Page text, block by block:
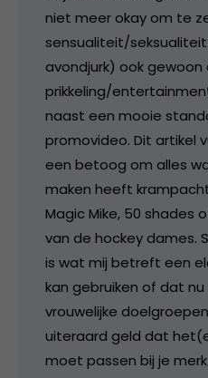
niet meer okay om te
sensualiteit/
avondjurk) ook gewoon
prikkeling/
naast een mooie
promovideo. Dit artikel
een betoog om alles
maken heeft
Magic Mike, 50
van de hockey dames.
is wat mij betreft een
kan gebruiken of dat
vrouwelijke
uiteraard geld dat
moet passen bij je